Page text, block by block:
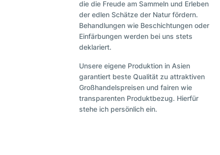
die die Freude am Sammeln und Erleben
der edlen Schätze der Natur fördern.
Behandlungen wie Beschichtungen oder
Einfärbungen werden bei uns stets
deklariert.
Unsere eigene Produktion in Asien
garantiert beste Qualität zu attraktiven
Großhandelspreisen und fairen wie
transparenten Produktbezug. Hierfür
stehe ich persönlich ein.